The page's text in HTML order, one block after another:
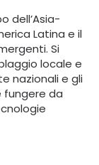
dell’Asia-
Latina e il
Si
locale e
nazionali e gli
fungere da